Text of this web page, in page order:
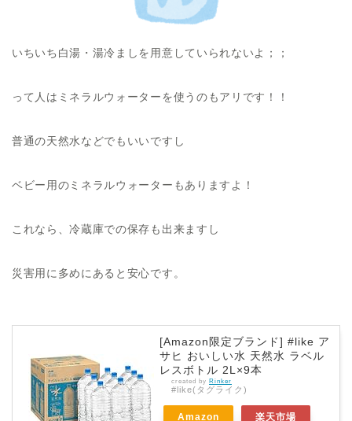
いちいち白湯・湯冷ましを用意していられないよ；；
って人はミネラルウォーターを使うのもアリです！！
普通の天然水などでもいいですし
ベビー用のミネラルウォーターもありますよ！
これなら、冷蔵庫での保存も出来ますし
災害用に多めにあると安心です。
[Amazon限定ブランド] #like ア
サヒ おいしい水 天然水 ラベル
レスボトル 2L×9本
created by Rinker
#like(タグライク)
Amazon 楽天市場